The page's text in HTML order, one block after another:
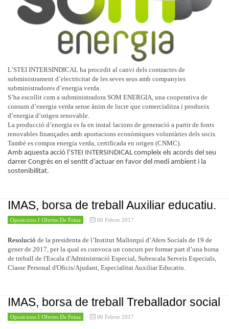
L’STEI INTERSINDICAL ha procedit al canvi dels contractes de
subministrament d’electricitat de les seves seus amb companyies
subministradores d’energia verda.
S’ha escollit com a subministradora SOM ENERGIA, una cooperativa de
consum d’energia verda sense ànim de lucre que comercialitza i produeix
d’energia d’origen renovable.
La producció d’energia es fa en instal·lacions de generació a partir de fonts
renovables finançades amb aportacions econòmiques voluntàries dels socis.
També es compra energia verda, certificada en origen (CNMC).
Amb aquesta acció l’STEI INTERSINDICAL compleix els acords del seu
darrer Congrés en el sentit d’actuar en favor del medi ambient i la
sostenibilitat.
IMAS, borsa de treball Auxiliar educatiu.
Oposicions I Ofertes De Feina 06 Febrer 2017
Resolució de la presidenta de l’Institut Mallorquí d’Afers Socials de 19 de
gener de 2017, per la qual es convoca un concurs per formar part d’una borsa
de treball de l'Escala d'Administració Especial, Subescala Serveis Especials,
Classe Personal d'Oficis/Ajudant, Especialitat Auxiliar Educatiu.
IMAS, borsa de treball Treballador social
Oposicions I Ofertes De Feina 06 Febrer 2017